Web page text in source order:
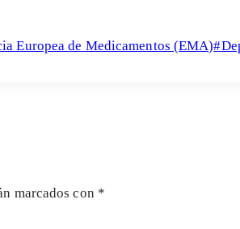
Europea de Medicamentos (EMA)#
marcados con *